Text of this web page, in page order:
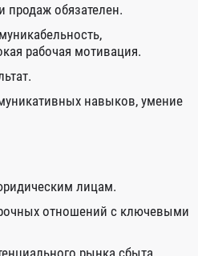
продаж обязателен.
рабочая мотивация.
навыков, умение
лицам.
отношений с ключевыми
рынка сбыта